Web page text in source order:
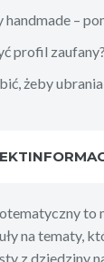
handmade –
profil zaufany?
żeby
to
na tematy,
z dziedziny